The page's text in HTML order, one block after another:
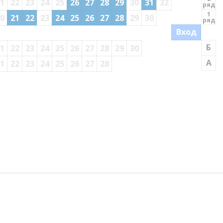
22 23 24 25 26 27 28 29 30 31
32
21 22 23 24 25 26 27 28 29 30
22 23 24 25 26 27 28 29
30
22 23 24 25 26 27 28
Вход
Б
А
ряд
1
ряд